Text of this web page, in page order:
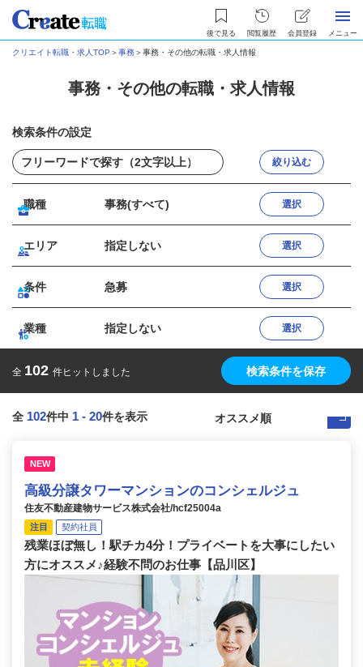
後で見る 閲覧履歴 会員登録 メニュー
クリエイト転職・求人TOP ＞事務＞事務・その他の転職・求人情報
事務・その他の転職・求人情報
検索条件の設定
絞り込む
職種 事務(すべて) 選択
エリア 指定しない 選択
条件 急募 選択
業種 指定しない 選択
全 102 件ヒットしました 検索条件を保存
全 102件中 1 - 20件を表示
NEW
高級分譲タワーマンションのコンシェルジュ
住友不動産建物サービス株式会社/hcf25004a
注目 契約社員
残業ほぼ無し！駅チカ4分！プライベートを大事にしたい
方にオススメ♪経験不問のお仕事【品川区】